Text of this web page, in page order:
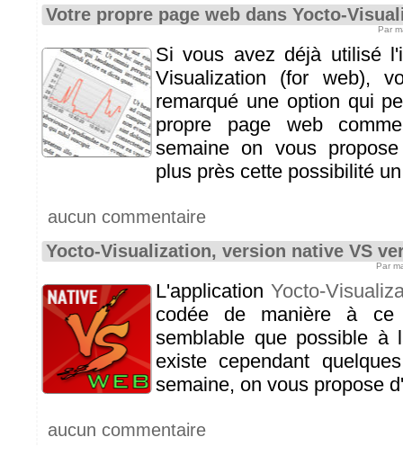
Votre propre page web dans Yocto-
Par
Si vous avez déjà utilisé
Visualization (for web),
remarqué une option qui
propre page web
semaine on vous
plus près cette possibilité
aucun commentaire
Yocto-Visualization, version native VS
Par
L'application Yocto-
codée de manière à ce
semblable que possible à
existe cependant
semaine, on vous propose
aucun commentaire